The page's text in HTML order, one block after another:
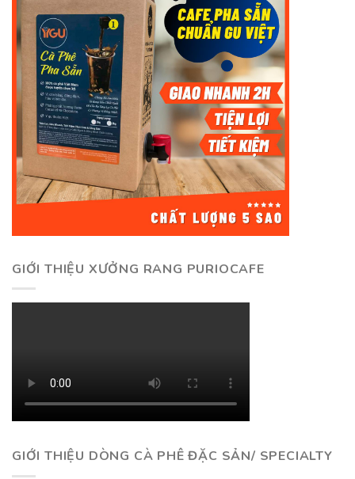
GIỚI THIỆU XƯỞNG RANG PURIOCAFE
GIỚI THIỆU DÒNG CÀ PHÊ ĐẶC SẢN/ SPECIALTY